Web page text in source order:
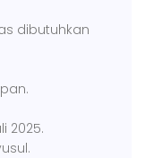
dibutuhkan
2025.